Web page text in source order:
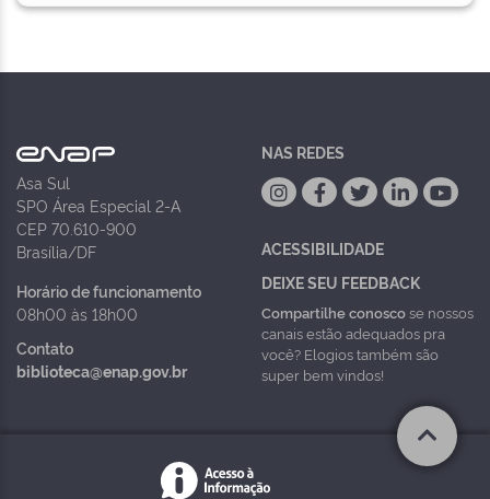
Asa Sul
SPO Área Especial 2-A
CEP 70.610-900
Brasília/DF
Horário de funcionamento
08h00 às 18h00
Contato
biblioteca@enap.gov.br
NAS REDES
ACESSIBILIDADE
DEIXE SEU FEEDBACK
Compartilhe conoscose nossos
canais estão adequados pra
você? Elogios também são
super bem vindos!